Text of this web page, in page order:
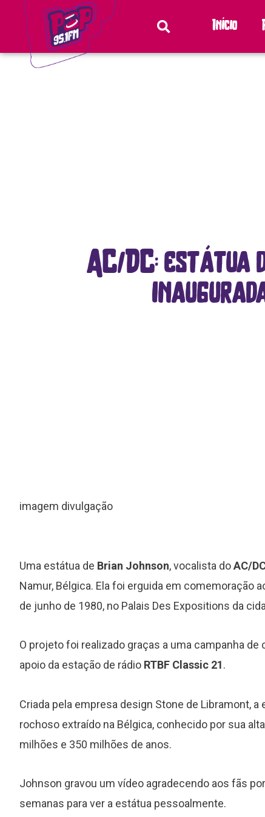
Início
AC/DC: estátua
imagem divulgação
Uma estátua de Brian Johnson, vocalista doAC/
Namur, Bélgica. Ela foi erguida em comemoração
de junho de 1980, no Palais Des Expositions da
O projeto foi realizado graças a uma campanha
apoio da estação de rádio RTBF Classic 21.
Criada pela empresa design Stone de Libramont,
rochoso extraído na Bélgica, conhecido por sua
milhões e 350 milhões de anos.
Johnson gravou um vídeo agradecendo aos fãs
semanas para ver a estátua pessoalmente.